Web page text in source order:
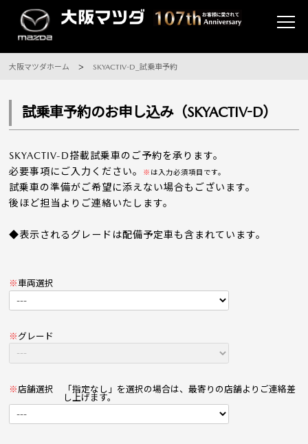
大阪マツダホーム SKYACTIV-D_試乗車予約
試乗車予約のお申し込み（SKYACTIV-D）
SKYACTIV-D搭載試乗車のご予約を承ります。
必要事項にご入力ください。
※ は入力必須項目です。
試乗車の準備がご希望に添えない場合もございます。
後ほど担当よりご連絡いたします。
◆表示されるグレードは配備予定車も含まれています。
※車両選択
※ グレード
※ 店舗選択
「指定なし」を選択の場合は、最寄りの店舗よりご連絡差
し上げます。